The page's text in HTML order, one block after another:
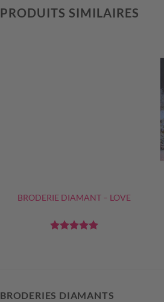
PRODUITS SIMILAIRES
BRODERIE DIAMANT – LOVE
BRODERIES DIAMANTS